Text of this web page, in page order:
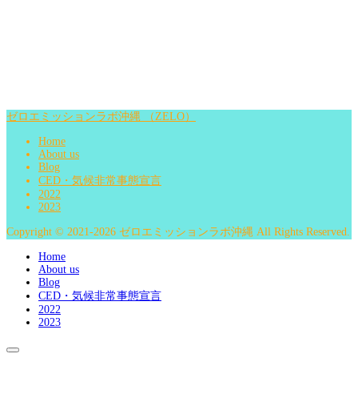
ゼロエミッションラボ沖縄 （ZELO）
Home
About us
Blog
CED・気候非常事態宣言
2022
2023
Copyright © 2021-2026 ゼロエミッションラボ沖縄 All Rights Reserved.
Home
About us
Blog
CED・気候非常事態宣言
2022
2023